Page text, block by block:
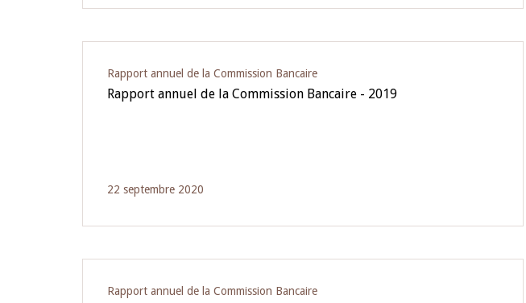
Rapport annuel de la Commission Bancaire
Rapport annuel de la Commission Bancaire - 2019
22 septembre 2020
Rapport annuel de la Commission Bancaire